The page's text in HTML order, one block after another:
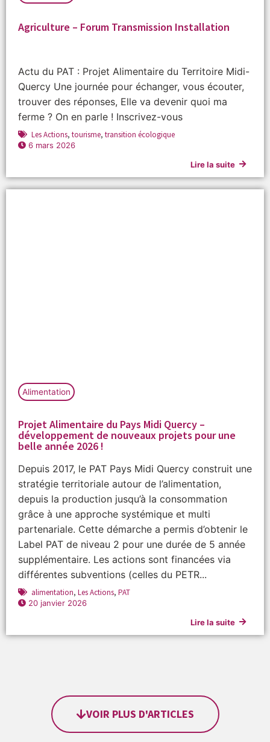
Agriculture – Forum Transmission Installation
Actu du PAT : Projet Alimentaire du Territoire Midi-
Quercy Une journée pour échanger, vous écouter,
trouver des réponses, Elle va devenir quoi ma
ferme ? On en parle ! Inscrivez-vous
Les Actions, tourisme, transition écologique
6 mars 2026
Lire la suite
Alimentation
Projet Alimentaire du Pays Midi Quercy –
développement de nouveaux projets pour une
belle année 2026 !
Depuis 2017, le PAT Pays Midi Quercy construit une
stratégie territoriale autour de l’alimentation,
depuis la production jusqu’à la consommation
grâce à une approche systémique et multi
partenariale. Cette démarche a permis d’obtenir le
Label PAT de niveau 2 pour une durée de 5 année
supplémentaire. Les actions sont financées via
différentes subventions (celles du PETR...
alimentation, Les Actions, PAT
20 janvier 2026
Lire la suite
VOIR PLUS D'ARTICLES